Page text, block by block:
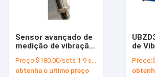
Sensor avançado de
medição de vibração
rotativas UBZD2000
Motor elétrico
Preço:$180.00/sets 1-9 sets
obtenha o ultimo preço
de
Preço: